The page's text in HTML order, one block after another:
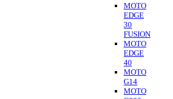
MOTO
EDGE
30
FUSION
MOTO
EDGE
40
MOTO
G14
MOTO